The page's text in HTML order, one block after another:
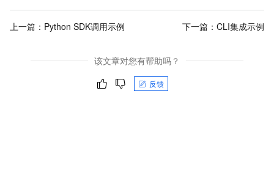
上一篇： Python SDK调用示例 下一篇： CLI集成示例
该文章对您有帮助吗？
反馈